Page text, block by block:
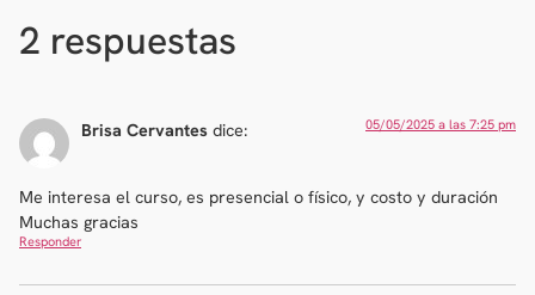
2 respuestas
Brisa Cervantes dice: 05/05/2025 a las 7:25 pm
Me interesa el curso, es presencial o físico, y costo y duración
Muchas gracias
Responder